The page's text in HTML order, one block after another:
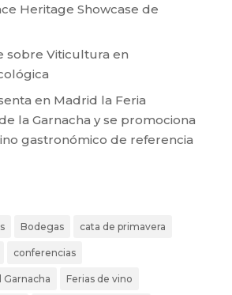
Heritage Showcase de
sobre Viticultura en
en Madrid la Feria
la Garnacha y se promociona
gastronómico de referencia
Bodegas cata de primavera
conferencias
Garnacha Ferias de vino